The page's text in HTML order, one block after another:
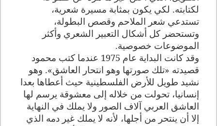
لكتابته. لكي يكون بمثابة مسيرة شعرية،
تستدعي شعر الملاحم وقصص البطولة،
وتستحضر كل أشكال التعبير الشعري وأكثر
الموضوعات خصوصية.
وقد كانت البداية عام 1975 عندما كتب محمود
قصيدته «تلك صورتها وهو انتحار العاشق». وهو
نشيد طويل للأرض الفلسطينية حيث أعطاها بعدا
إنسانيا، تحولت من خلاله إلى معشوقة يرسم لها
العاشق العربي آلاف الصور ولا يملك في النهاية
إلا أن ينتحر من أجلها، لأنه لا يملك غير دمه الذي